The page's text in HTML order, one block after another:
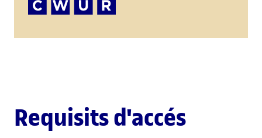
Requisits d'accés